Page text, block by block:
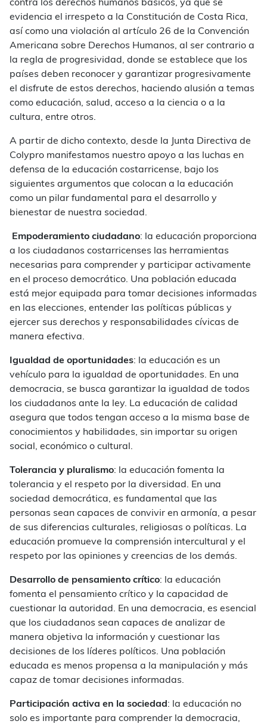
contra los derechos humanos básicos, ya que se
evidencia el irrespeto a la Constitución de Costa Rica,
así como una violación al artículo 26 de la Convención
Americana sobre Derechos Humanos, al ser contrario a
la regla de progresividad, donde se establece que los
países deben reconocer y garantizar progresivamente
el disfrute de estos derechos, haciendo alusión a temas
como educación, salud, acceso a la ciencia o a la
cultura, entre otros.
A partir de dicho contexto, desde la Junta Directiva de
Colypro manifestamos nuestro apoyo a las luchas en
defensa de la educación costarricense, bajo los
siguientes argumentos que colocan a la educación
como un pilar fundamental para el desarrollo y
bienestar de nuestra sociedad.
Empoderamiento ciudadano: la educación proporciona
a los ciudadanos costarricenses las herramientas
necesarias para comprender y participar activamente
en el proceso democrático. Una población educada
está mejor equipada para tomar decisiones informadas
en las elecciones, entender las políticas públicas y
ejercer sus derechos y responsabilidades cívicas de
manera efectiva.
Igualdad de oportunidades: la educación es un
vehículo para la igualdad de oportunidades. En una
democracia, se busca garantizar la igualdad de todos
los ciudadanos ante la ley. La educación de calidad
asegura que todos tengan acceso a la misma base de
conocimientos y habilidades, sin importar su origen
social, económico o cultural.
Tolerancia y pluralismo: la educación fomenta la
tolerancia y el respeto por la diversidad. En una
sociedad democrática, es fundamental que las
personas sean capaces de convivir en armonía, a pesar
de sus diferencias culturales, religiosas o políticas. La
educación promueve la comprensión intercultural y el
respeto por las opiniones y creencias de los demás.
Desarrollo de pensamiento crítico: la educación
fomenta el pensamiento crítico y la capacidad de
cuestionar la autoridad. En una democracia, es esencial
que los ciudadanos sean capaces de analizar de
manera objetiva la información y cuestionar las
decisiones de los líderes políticos. Una población
educada es menos propensa a la manipulación y más
capaz de tomar decisiones informadas.
Participación activa en la sociedad : la educación no
solo es importante para comprender la democracia,